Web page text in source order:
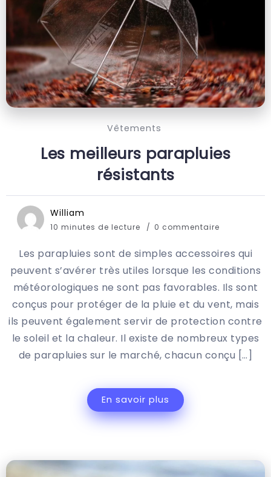
Vêtements
Les meilleurs parapluies
résistants
William
10 minutes de lecture 0 commentaire
Les parapluies sont de simples accessoires qui
peuvent s’avérer très utiles lorsque les conditions
météorologiques ne sont pas favorables. Ils sont
conçus pour protéger de la pluie et du vent, mais
ils peuvent également servir de protection contre
le soleil et la chaleur. Il existe de nombreux types
de parapluies sur le marché, chacun conçu […]
En savoir plus